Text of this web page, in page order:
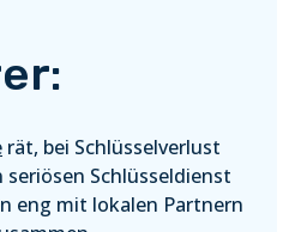
rät, bei Schlüsselverlust
Schlüsseldienst
eng mit lokalen Partnern